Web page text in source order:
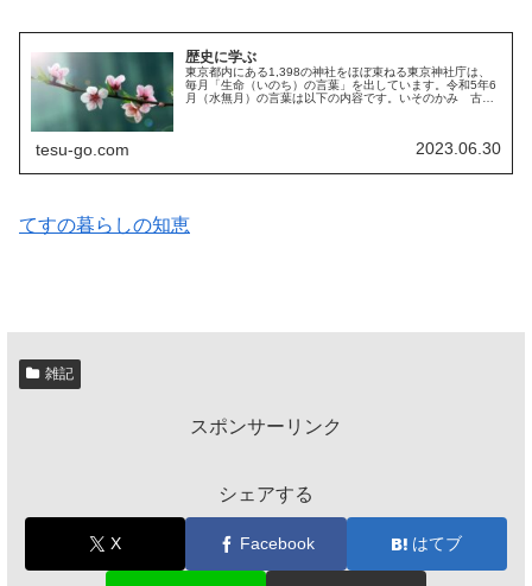
歴史に学ぶ
東京都内にある1,398の神社をほぼ束ねる東京神社庁は、
毎月「生命（いのち）の言葉」を出しています。令和5年6
月（水無月）の言葉は以下の内容です。いそのかみ 古き
tesu-go.com 2023.06.30
てすの暮らしの知恵
雑記
スポンサーリンク
シェアする
X Facebook はてブ